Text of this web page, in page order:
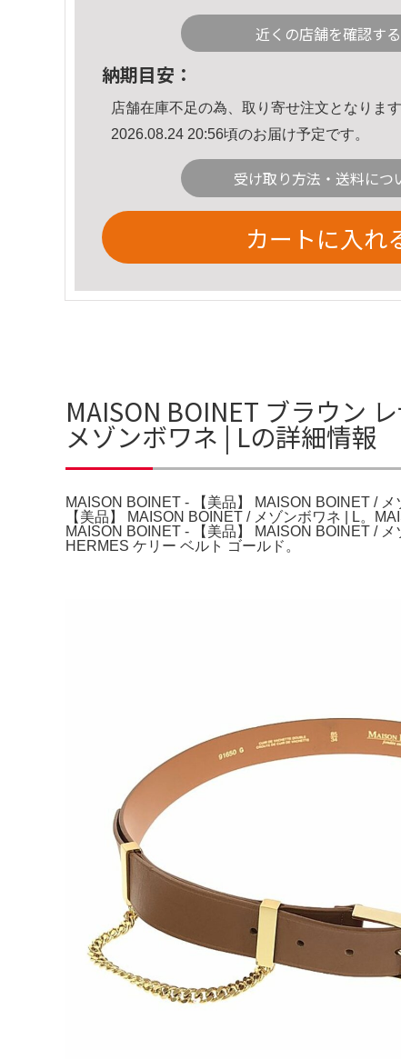
近くの店舗を確認する
納期目安：
店舗在庫不足の為、取り寄せ注文となります
2026.08.24 20:56頃のお届け予定です。
受け取り方法・送料につ
カートに入れ
MAISON BOINET ブラウン
メゾンボワネ | Lの詳細情報
MAISON BOINET - 【美品】 MAISON BOINET /
【美品】 MAISON BOINET / メゾンボワネ | L。
MAISON BOINET - 【美品】 MAISON BOINET /
HERMES ケリー ベルト ゴールド。